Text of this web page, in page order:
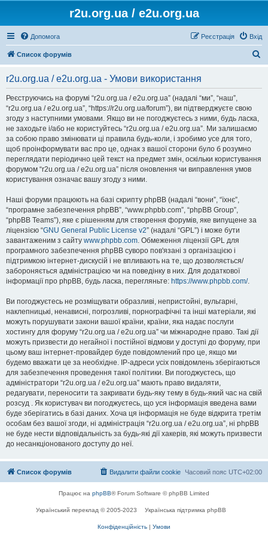
r2u.org.ua / e2u.org.ua
Допомога Вхід
Реєстрація
Список форумів
r2u.org.ua / e2u.org.ua - Умови використання
Реєструючись на форумі “r2u.org.ua / e2u.org.ua” (надалі “ми”, “наш”,
“r2u.org.ua / e2u.org.ua”, “https://r2u.org.ua/forum”), ви підтверджуєте свою
згоду з наступними умовами. Якщо ви не погоджуєтесь з ними, будь ласка,
не заходьте і/або не користуйтесь “r2u.org.ua / e2u.org.ua”. Ми залишаємо
за собою право змінювати ці правила будь-коли, і зробимо усе для того,
щоб проінформувати вас про це, однак з вашої сторони було б розумно
переглядати періодично цей текст на предмет змін, оскільки користування
форумом “r2u.org.ua / e2u.org.ua” після оновлення чи виправлення умов
користування означає вашу згоду з ними.
Наші форуми працюють на базі скрипту phpBB (надалі “вони”, “їхнє”,
“програмне забезпечення phpBB”, “www.phpbb.com”, “phpBB Group”,
“phpBB Teams”), яке є рішенням для створення форумів, яке випущене за
ліцензією “GNU General Public License v2” (надалі “GPL”) і може бути
завантаженим з сайту www.phpbb.com. Обмеження ліцензії GPL для
програмного забезпечення phpBB суворо пов'язані з організацією і
підтримкою інтернет-дискусій і не впливають на те, що дозволяється/
забороняється адміністрацією чи на поведінку в них. Для додаткової
інформації про phpBB, будь ласка, перегляньте: https://www.phpbb.com/.
Ви погоджуєтесь не розміщувати образливі, непристойні, вульгарні,
наклепницькі, ненависні, погрозливі, порнографічні та інші матеріали, які
можуть порушувати закони вашої країни, країни, яка надає послуги
хостингу для форуму “r2u.org.ua / e2u.org.ua” чи міжнародне право. Такі дії
можуть призвести до негайної і постійної відмови у доступі до форуму, при
цьому ваш інтернет-провайдер буде повідомлений про це, якщо ми
будемо вважати це за необхідне. IP-адреси усіх повідомлень зберігаються
для забезпечення проведення такої політики. Ви погоджуєтесь, що
адміністратори “r2u.org.ua / e2u.org.ua” мають право видаляти,
редагувати, переносити та закривати будь-яку тему в будь-який час на свій
розсуд . Як користувач ви погоджуєтесь, що уся інформація введена вами
буде зберігатись в базі даних. Хоча ця інформація не буде відкрита третім
особам без вашої згоди, ні адміністрація “r2u.org.ua / e2u.org.ua”, ні phpBB
не буде нести відповідальність за будь-які дії хакерів, які можуть призвести
до несанкціонованого доступу до неї.
Список форумів Часовий пояс UTC+02:00
Видалити файли cookie
Працює на phpBB® Forum Software © phpBB Limited
Український переклад © 2005-2023 Українська підтримка phpBB
Конфіденційність | Умови